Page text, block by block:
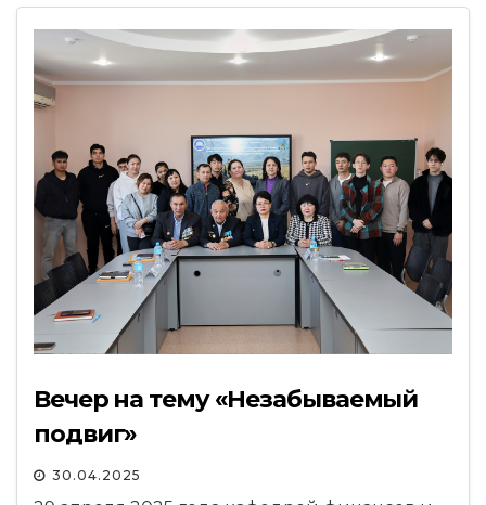
Вечер на тему «Незабываемый
подвиг»
30.04.2025